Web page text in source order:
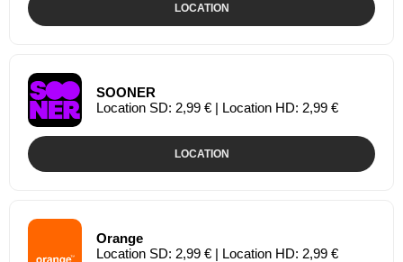
LOCATION
SOONER
Location SD: 2,99 € | Location HD: 2,99 €
LOCATION
Orange
Location SD: 2,99 € | Location HD: 2,99 €